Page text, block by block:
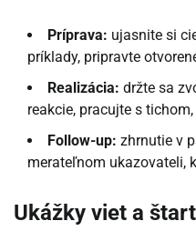
Príprava: ujasnite si
príklady, pripravte
Realizácia: držte sa
reakcie, pracujte s
Follow-up: zhrnutie v
merateľnom ukazovateli,
Ukážky viet a